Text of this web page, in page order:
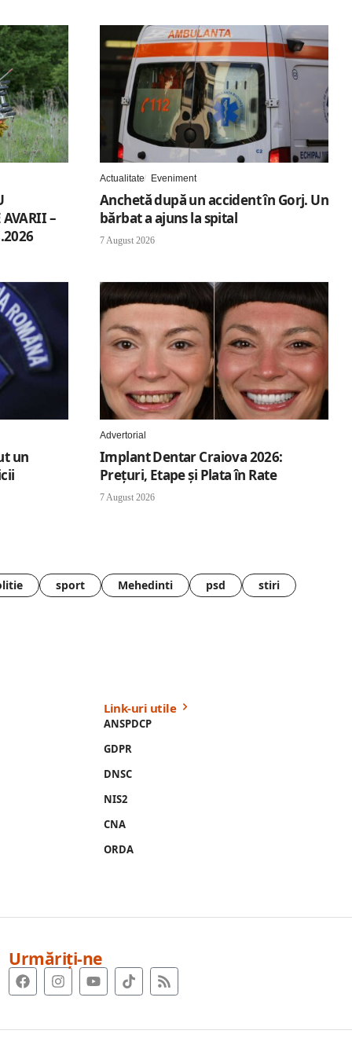
AVARII –
Actualitate Eveniment
Anchetă după un accident în Gorj. Un
bărbat a ajuns la spital
7 August 2026
un
Advertorial
Implant Dentar Craiova 2026:
Preţuri, Etape şi Plata în Rate
7 August 2026
sport Mehedinti psd stiri
Link-uri utile
ANSPDCP
GDPR
DNSC
NIS2
CNA
ORDA
Urmăriți-ne